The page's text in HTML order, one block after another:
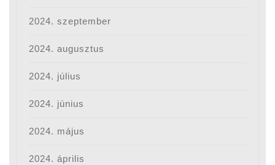
2024. szeptember
2024. augusztus
2024. július
2024. június
2024. május
2024. április